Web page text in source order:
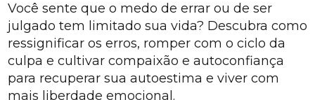
Você sente que o medo de errar ou de ser
julgado tem limitado sua vida? Descubra como
ressignificar os erros, romper com o ciclo da
culpa e cultivar compaixão e autoconfiança
para recuperar sua autoestima e viver com
mais liberdade emocional.